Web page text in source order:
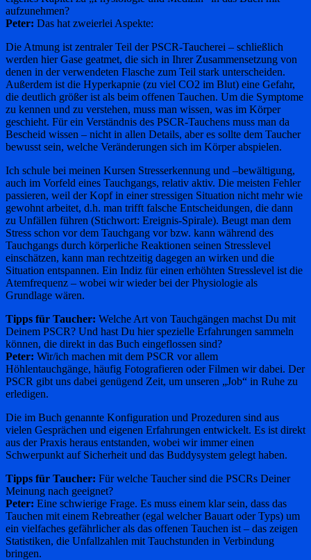
aufzunehmen?
Peter: Das hat zweierlei Aspekte:
Die Atmung ist zentraler Teil der PSCR-Taucherei – schließlich
werden hier Gase geatmet, die sich in Ihrer Zusammensetzung von
denen in der verwendeten Flasche zum Teil stark unterscheiden.
Außerdem ist die Hyperkapnie (zu viel CO2 im Blut) eine Gefahr,
die deutlich größer ist als beim offenen Tauchen. Um die Symptome
zu kennen und zu verstehen, muss man wissen, was im Körper
geschieht. Für ein Verständnis des PSCR-Tauchens muss man da
Bescheid wissen – nicht in allen Details, aber es sollte dem Taucher
bewusst sein, welche Veränderungen sich im Körper abspielen.
Ich schule bei meinen Kursen Stresserkennung und –bewältigung,
auch im Vorfeld eines Tauchgangs, relativ aktiv. Die meisten Fehler
passieren, weil der Kopf in einer stressigen Situation nicht mehr wie
gewohnt arbeitet, d.h. man trifft falsche Entscheidungen, die dann
zu Unfällen führen (Stichwort: Ereignis-Spirale). Beugt man dem
Stress schon vor dem Tauchgang vor bzw. kann während des
Tauchgangs durch körperliche Reaktionen seinen Stresslevel
einschätzen, kann man rechtzeitig dagegen an wirken und die
Situation entspannen. Ein Indiz für einen erhöhten Stresslevel ist die
Atemfrequenz – wobei wir wieder bei der Physiologie als
Grundlage wären.
Tipps für Taucher: Welche Art von Tauchgängen machst Du mit
Deinem PSCR? Und hast Du hier spezielle Erfahrungen sammeln
können, die direkt in das Buch eingeflossen sind?
Peter: Wir/ich machen mit dem PSCR vor allem
Höhlentauchgänge, häufig Fotografieren oder Filmen wir dabei. Der
PSCR gibt uns dabei genügend Zeit, um unseren „Job“ in Ruhe zu
erledigen.
Die im Buch genannte Konfiguration und Prozeduren sind aus
vielen Gesprächen und eigenen Erfahrungen entwickelt. Es ist direkt
aus der Praxis heraus entstanden, wobei wir immer einen
Schwerpunkt auf Sicherheit und das Buddysystem gelegt haben.
Tipps für Taucher: Für welche Taucher sind die PSCRs Deiner
Meinung nach geeignet?
Peter: Eine schwierige Frage. Es muss einem klar sein, dass das
Tauchen mit einem Rebreather (egal welcher Bauart oder Typs) um
ein vielfaches gefährlicher als das offenen Tauchen ist – das zeigen
Statistiken, die Unfallzahlen mit Tauchstunden in Verbindung
bringen.